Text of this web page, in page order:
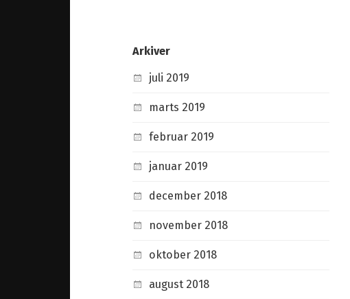
Arkiver
juli 2019
marts 2019
februar 2019
januar 2019
december 2018
november 2018
oktober 2018
august 2018